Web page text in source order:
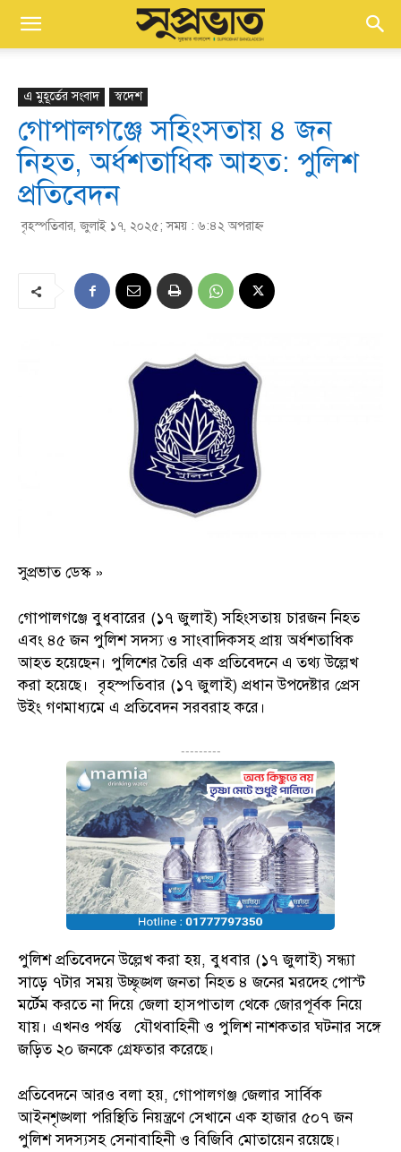
এ মুহূর্তের সংবাদ স্বদেশ
গোপালগঞ্জে সহিংসতায় ৪ জন
নিহত, অর্ধশতাধিক আহত: পুলিশ
প্রতিবেদন
বৃহস্পতিবার, জুলাই ১৭, ২০২৫; সময় : ৬:৪২ অপরাহ্ণ
সুপ্রভাত ডেস্ক »
গোপালগঞ্জে বুধবারের (১৭ জুলাই) সহিংসতায় চারজন নিহত
এবং ৪৫ জন পুলিশ সদস্য ও সাংবাদিকসহ প্রায় অর্ধশতাধিক
আহত হয়েছেন। পুলিশের তৈরি এক প্রতিবেদনে এ তথ্য উল্লেখ
করা হয়েছে। বৃহস্পতিবার (১৭ জুলাই) প্রধান উপদেষ্টার প্রেস
উইং গণমাধ্যমে এ প্রতিবেদন সরবরাহ করে।
---------
পুলিশ প্রতিবেদনে উল্লেখ করা হয়, বুধবার (১৭ জুলাই) সন্ধ্যা
সাড়ে ৭টার সময় উচ্ছৃঙ্খল জনতা নিহত ৪ জনের মরদেহ পোস্ট
মর্টেম করতে না দিয়ে জেলা হাসপাতাল থেকে জোরপূর্বক নিয়ে
যায়। এখনও পর্যন্ত যৌথবাহিনী ও পুলিশ নাশকতার ঘটনার সঙ্গে
জড়িত ২০ জনকে গ্রেফতার করেছে।
প্রতিবেদনে আরও বলা হয়, গোপালগঞ্জ জেলার সার্বিক
আইনশৃঙ্খলা পরিস্থিতি নিয়ন্ত্রণে সেখানে এক হাজার ৫০৭ জন
পুলিশ সদস্যসহ সেনাবাহিনী ও বিজিবি মোতায়েন রয়েছে।